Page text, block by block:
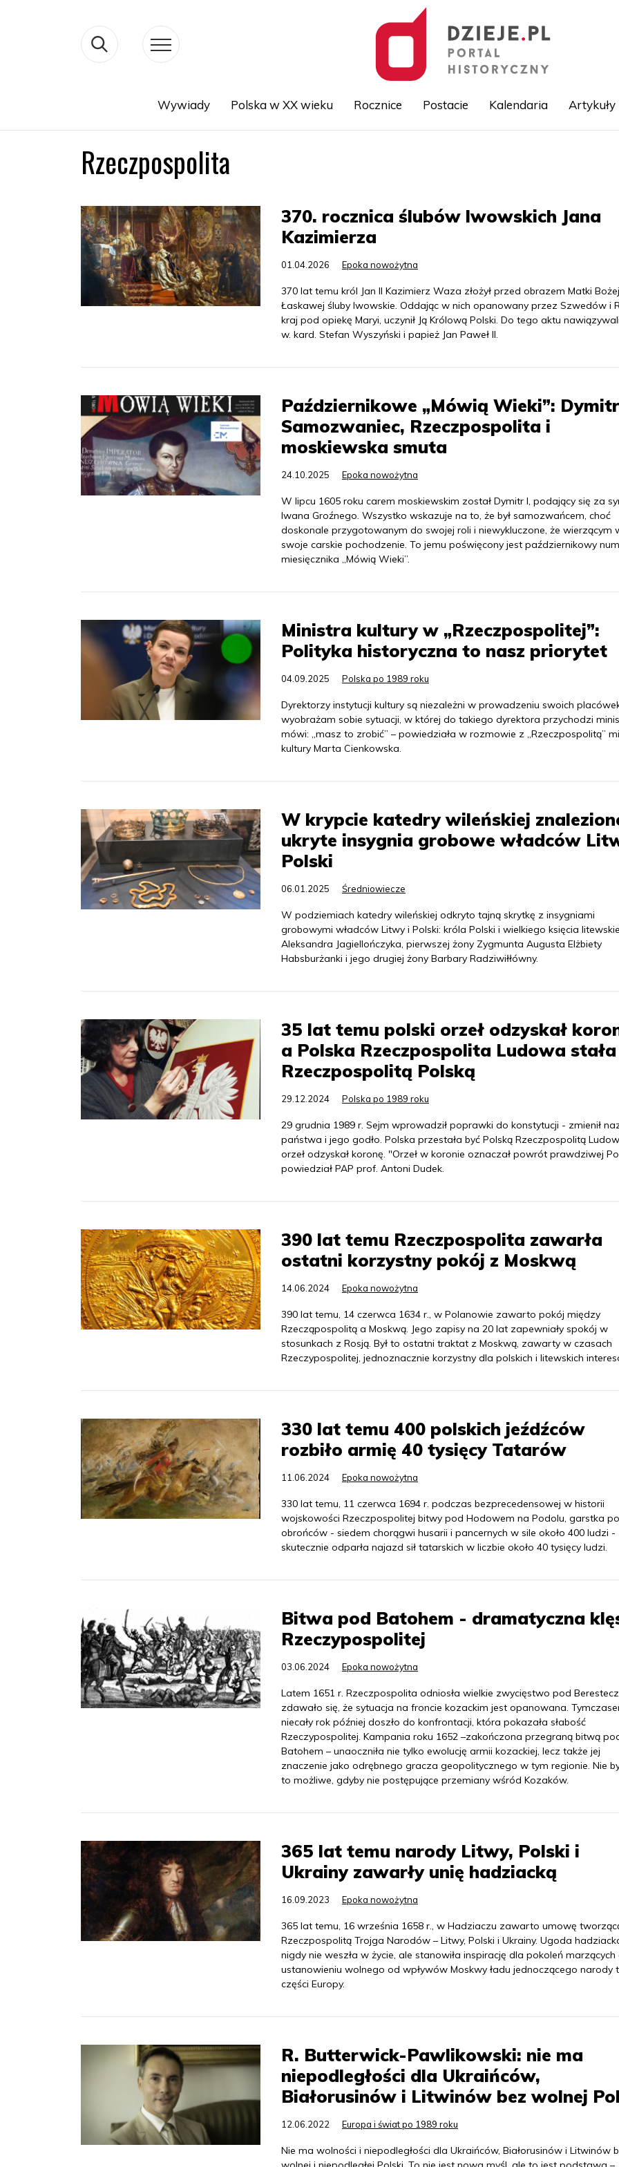
Wywiady Polska w XX wieku Rocznice Postacie Kalendaria Artykuły
Rzeczpospolita
370. rocznica ślubów lwowskich Jana
Kazimierza
01.04.2026 Epoka nowożytna
370 lat temu król Jan II Kazimierz Waza złożył przed obrazem Matki Bożej
Łaskawej śluby lwowskie. Oddając w nich opanowany przez Szwedów i
kraj pod opiekę Maryi, uczynił Ją Królową Polski. Do tego aktu
w. kard. Stefan Wyszyński i papież Jan Paweł II.
Październikowe „Mówią Wieki”:
Samozwaniec, Rzeczpospolita i
moskiewska smuta
24.10.2025 Epoka nowożytna
W lipcu 1605 roku carem moskiewskim został Dymitr I, podający się za
Iwana Groźnego. Wszystko wskazuje na to, że był samozwańcem, choć
doskonale przygotowanym do swojej roli i niewykluczone, że wierzącym
swoje carskie pochodzenie. To jemu poświęcony jest październikowy
miesięcznika „Mówią Wieki”.
Ministra kultury w „Rzeczpospolitej”:
Polityka historyczna to nasz priorytet
04.09.2025 Polska po 1989 roku
Dyrektorzy instytucji kultury są niezależni w prowadzeniu swoich
wyobrażam sobie sytuacji, w której do takiego dyrektora przychodzi
mówi: „masz to zrobić” – powiedziała w rozmowie z „Rzeczpospolitą”
kultury Marta Cienkowska.
W krypcie katedry wileńskiej
ukryte insygnia grobowe władców
Polski
06.01.2025 Średniowiecze
W podziemiach katedry wileńskiej odkryto tajną skrytkę z insygniami
grobowymi władców Litwy i Polski: króla Polski i wielkiego księcia
Aleksandra Jagiellończyka, pierwszej żony Zygmunta Augusta Elżbiety
Habsburżanki i jego drugiej żony Barbary Radziwiłłówny.
35 lat temu polski orzeł odzyskał
a Polska Rzeczpospolita Ludowa stała
Rzeczpospolitą Polską
29.12.2024 Polska po 1989 roku
29 grudnia 1989 r. Sejm wprowadził poprawki do konstytucji - zmienił
państwa i jego godło. Polska przestała być Polską Rzeczpospolitą
orzeł odzyskał koronę. "Orzeł w koronie oznaczał powrót prawdziwej
powiedział PAP prof. Antoni Dudek.
390 lat temu Rzeczpospolita zawarła
ostatni korzystny pokój z Moskwą
14.06.2024 Epoka nowożytna
390 lat temu, 14 czerwca 1634 r., w Polanowie zawarto pokój między
Rzecząpospolitą a Moskwą. Jego zapisy na 20 lat zapewniały spokój w
stosunkach z Rosją. Był to ostatni traktat z Moskwą, zawarty w czasach
Rzeczypospolitej, jednoznacznie korzystny dla polskich i litewskich
330 lat temu 400 polskich jeźdźców
rozbiło armię 40 tysięcy Tatarów
11.06.2024 Epoka nowożytna
330 lat temu, 11 czerwca 1694 r. podczas bezprecedensowej w historii
wojskowości Rzeczpospolitej bitwy pod Hodowem na Podolu, garstka
obrońców - siedem chorągwi husarii i pancernych w sile około 400 ludzi -
skutecznie odparła najazd sił tatarskich w liczbie około 40 tysięcy ludzi.
Bitwa pod Batohem - dramatyczna
Rzeczypospolitej
03.06.2024 Epoka nowożytna
Latem 1651 r. Rzeczpospolita odniosła wielkie zwycięstwo pod
zdawało się, że sytuacja na froncie kozackim jest opanowana.
niecały rok później doszło do konfrontacji, która pokazała słabość
Rzeczypospolitej. Kampania roku 1652 –zakończona przegraną bitwą
Batohem – unaoczniła nie tylko ewolucję armii kozackiej, lecz także jej
znaczenie jako odrębnego gracza geopolitycznego w tym regionie. Nie
to możliwe, gdyby nie postępujące przemiany wśród Kozaków.
365 lat temu narody Litwy, Polski i
Ukrainy zawarły unię hadziacką
16.09.2023 Epoka nowożytna
365 lat temu, 16 września 1658 r., w Hadziaczu zawarto umowę
Rzeczpospolitą Trojga Narodów – Litwy, Polski i Ukrainy. Ugoda
nigdy nie weszła w życie, ale stanowiła inspirację dla pokoleń marzących
ustanowieniu wolnego od wpływów Moskwy ładu jednoczącego narody
części Europy.
R. Butterwick-Pawlikowski: nie ma
niepodległości dla Ukraińców,
Białorusinów i Litwinów bez wolnej
12.06.2022 Europa i świat po 1989 roku
Nie ma wolności i niepodległości dla Ukraińców, Białorusinów i Litwinów